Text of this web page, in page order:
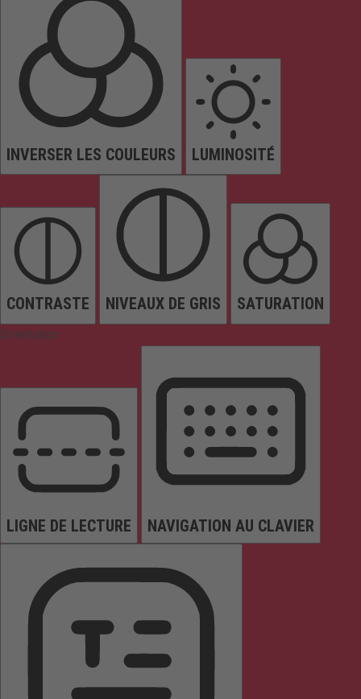
INVERSER LES COULEURS LUMINOSITÉ
CONTRASTE NIVEAUX DE GRIS SATURATION
Orientation
LIGNE DE LECTURE NAVIGATION AU CLAVIER